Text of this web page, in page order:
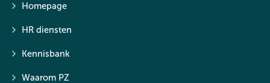
Homepage
HR diensten
Kennisbank
Waarom PZ